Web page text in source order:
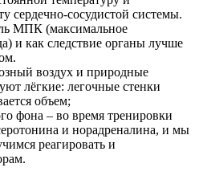
сердечно-сосудистой системы.
МПК (максимальное
и как следствие органы лучше
воздух и природные
лёгкие: легочные стенки
объем;
фона – во время тренировки
и норадреналина, и мы
реагировать и